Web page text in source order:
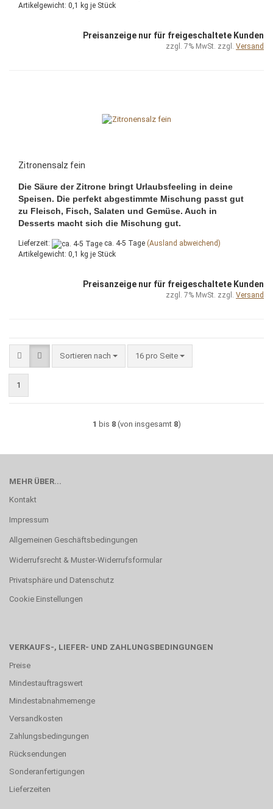
Artikelgewicht: 0,1 kg je Stück
Preisanzeige nur für freigeschaltete Kunden
zzgl. 7% MwSt. zzgl. Versand
Zitronensalz fein
Die Säure der Zitrone bringt Urlaubsfeeling in deine
Speisen. Die perfekt abgestimmte Mischung passt gut
zu Fleisch, Fisch, Salaten und Gemüse. Auch in
Desserts macht sich die Mischung gut.
Lieferzeit: ca. 4-5 Tage (Ausland abweichend)
Artikelgewicht: 0,1 kg je Stück
Preisanzeige nur für freigeschaltete Kunden
zzgl. 7% MwSt. zzgl. Versand
Sortieren nach
Sortieren nach 16 pro Seite
pro Seite
1
1 bis 8(von insgesamt 8)
MEHR ÜBER...
Kontakt
Impressum
Allgemeinen Geschäftsbedingungen
Widerrufsrecht & Muster-Widerrufsformular
Privatsphäre und Datenschutz
Cookie Einstellungen
VERKAUFS-, LIEFER- UND ZAHLUNGSBEDINGUNGEN
Preise
Mindestauftragswert
Mindestabnahmemenge
Versandkosten
Zahlungsbedingungen
Rücksendungen
Sonderanfertigungen
Lieferzeiten